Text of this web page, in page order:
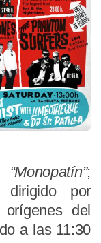
;
dirigido por
del
a las 11:30